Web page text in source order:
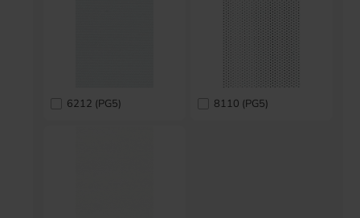
6212 (PG5) 8110 (PG5)